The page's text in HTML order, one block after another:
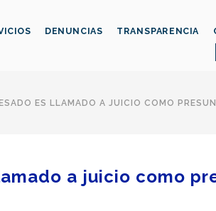
DENUNCIAS TRANSPARENCIA
ES LLAMADO A JUICIO COMO
a juicio como